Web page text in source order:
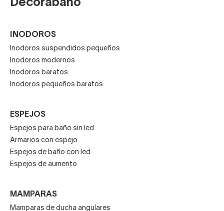
Decorabaño
INODOROS
Inodoros suspendidos pequeños
Inodoros modernos
Inodoros baratos
Inodoros pequeños baratos
ESPEJOS
Espejos para baño sin led
Armarios con espejo
Espejos de baño con led
Espejos de aumento
MAMPARAS
Mamparas de ducha angulares